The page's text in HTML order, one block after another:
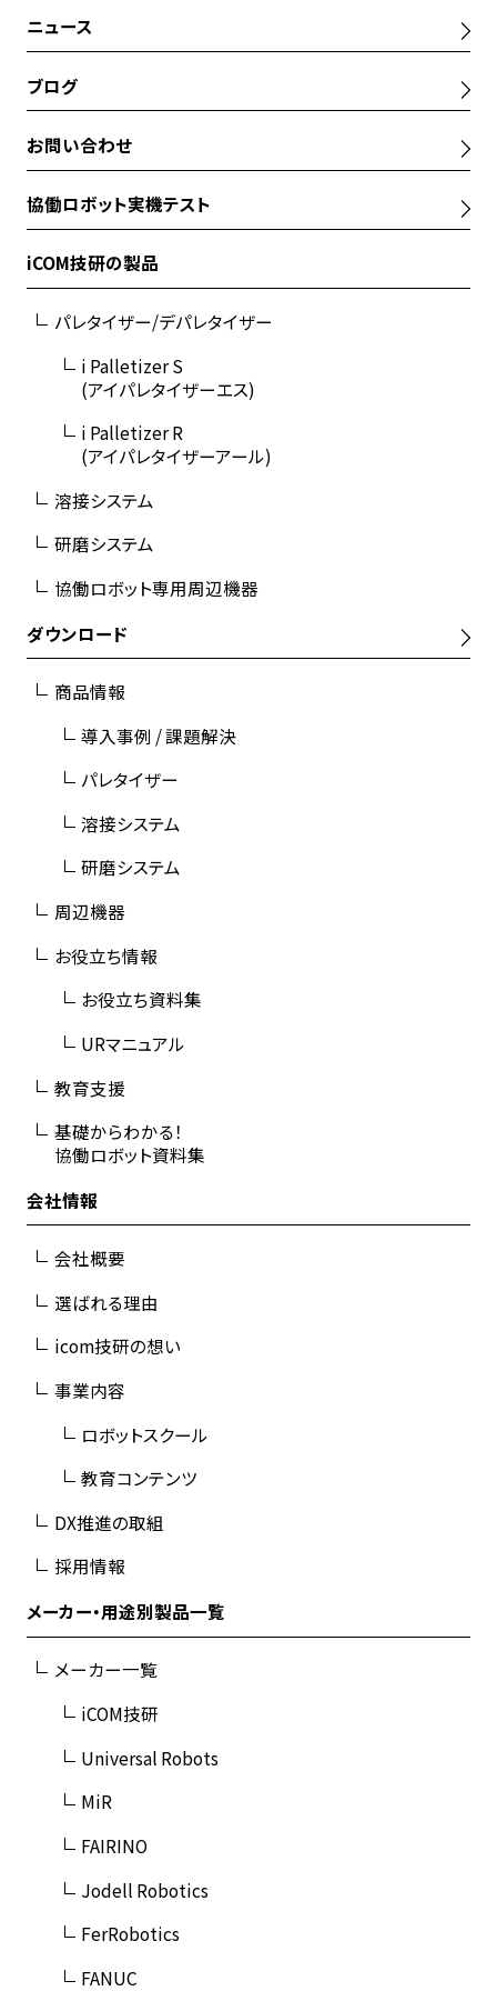
ニュース
ブログ
お問い合わせ
協働ロボット実機テスト
iCOM技研の製品
パレタイザー/デパレタイザー
i Palletizer S
(アイパレタイザーエス)
i Palletizer R
(アイパレタイザーアール)
溶接システム
研磨システム
協働ロボット専用周辺機器
ダウンロード
商品情報
導入事例 / 課題解決
パレタイザー
溶接システム
研磨システム
周辺機器
お役立ち情報
お役立ち資料集
URマニュアル
教育支援
基礎からわかる！
協働ロボット資料集
会社情報
会社概要
選ばれる理由
icom技研の想い
事業内容
ロボットスクール
教育コンテンツ
DX推進の取組
採用情報
メーカー・用途別製品一覧
メーカー一覧
iCOM技研
Universal Robots
MiR
FAIRINO
Jodell Robotics
FerRobotics
FANUC